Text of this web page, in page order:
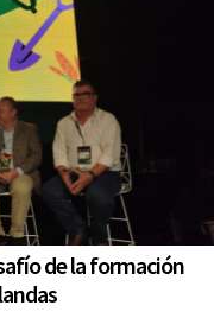
de la formación